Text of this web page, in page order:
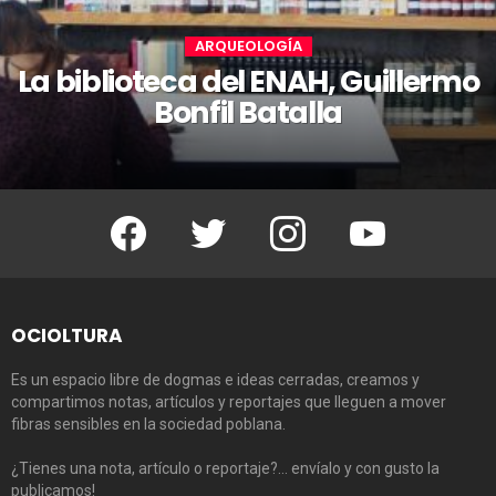
ARQUEOLOGÍA
La biblioteca del ENAH, Guillermo
Bonfil Batalla
Facebook Twitter Instagram Youtube
OCIOLTURA
Es un espacio libre de dogmas e ideas cerradas, creamos y
compartimos notas, artículos y reportajes que lleguen a mover
fibras sensibles en la sociedad poblana.
¿Tienes una nota, artículo o reportaje?… envíalo y con gusto la
publicamos!